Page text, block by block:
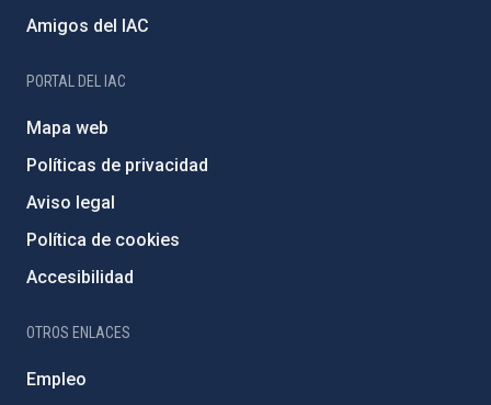
Amigos del IAC
PORTAL DEL IAC
Mapa web
Políticas de privacidad
Aviso legal
Política de cookies
Accesibilidad
OTROS ENLACES
Empleo